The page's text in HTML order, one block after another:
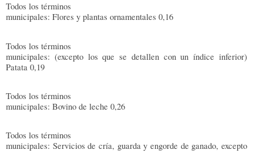
Todos los términos
municipales: Flores y plantas ornamentales 0,16
Todos los términos
municipales: (excepto los que se detallen con un índice inferior)
Patata 0,19
Todos los términos
municipales: Bovino de leche 0,26
Todos los términos
municipales: Servicios de cría, guarda y engorde de ganado, excepto